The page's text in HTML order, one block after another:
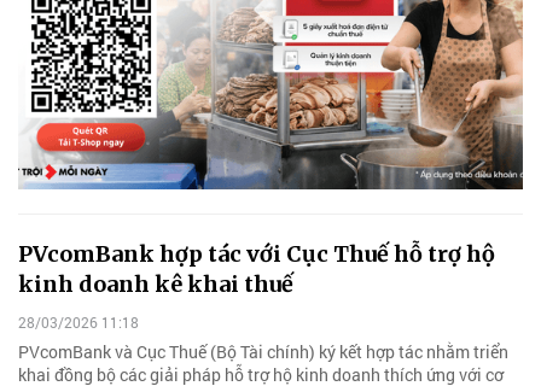
PVcomBank hợp tác với Cục Thuế hỗ trợ hộ
kinh doanh kê khai thuế
28/03/2026 11:18
PVcomBank và Cục Thuế (Bộ Tài chính) ký kết hợp tác nhằm triển
khai đồng bộ các giải pháp hỗ trợ hộ kinh doanh thích ứng với cơ